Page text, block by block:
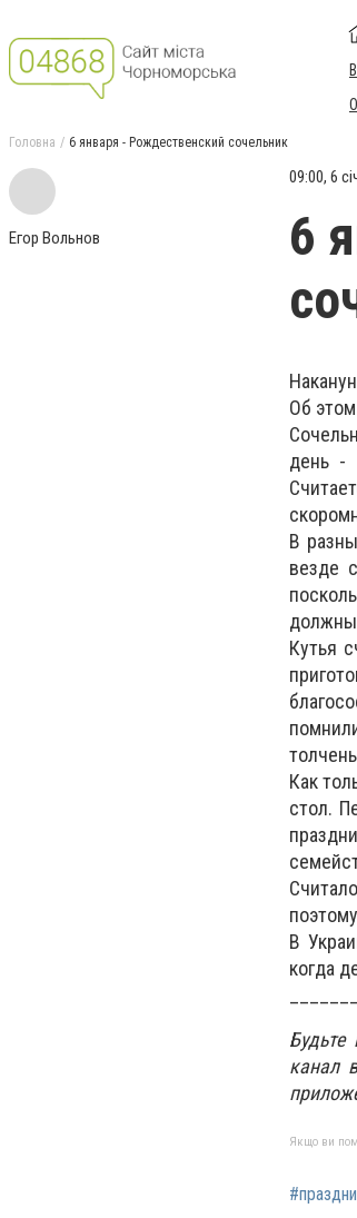
Головна 6 января - Рождественский сочельник
Егор Вольнов
09:00, 6
6
Об
день -
В
везде
должны
Кутья
Как
стол.
В
когда
канал
Якщо ви